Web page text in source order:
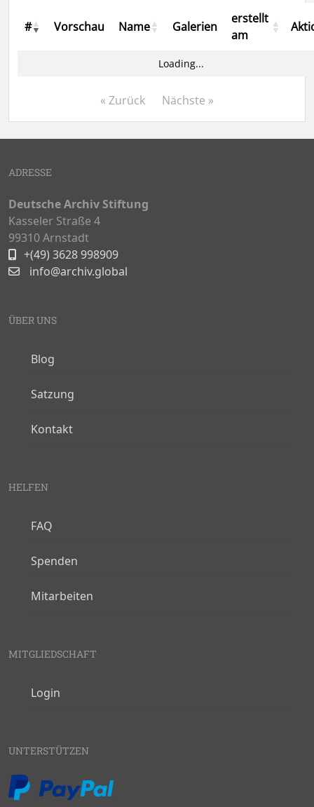
# Vorschau Name Galerien
erstellt
am
Loading...
« Zurück Nächste »
ADRESSE
Deutsche Archiv Stiftung
Kasseler Straße 4
99310 Arnstadt
+(49) 3628 998909
info@archiv.global
ÜBER UNS
Blog
Satzung
Kontakt
HELFEN
FAQ
Spenden
Mitarbeiten
MITGLIEDSCHAFT
Login
UNTERSTÜTZEN